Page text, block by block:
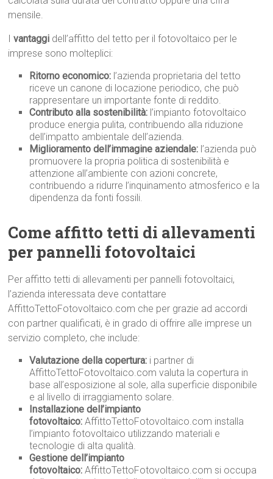
mensile.
Ivantaggi dell’affitto del tetto per il fotovoltaico per le
imprese sono molteplici:
Ritorno economico: l’azienda proprietaria del tetto
riceve un canone di locazione periodico, che può
rappresentare un importante fonte di reddito.
Contributo alla sostenibilità: l’impianto fotovoltaico
produce energia pulita, contribuendo alla riduzione
dell’impatto ambientale dell’azienda.
Miglioramento dell’immagine aziendale: l’azienda può
promuovere la propria politica di sostenibilità e
attenzione all’ambiente con azioni concrete,
contribuendo a ridurre l’inquinamento atmosferico e la
dipendenza da fonti fossili.
Come affitto tetti di allevamenti
per pannelli fotovoltaici
Per affitto tetti di allevamenti per pannelli fotovoltaici,
l’azienda interessata deve contattare
AffittoTettoFotovoltaico.com che per grazie ad accordi
con partner qualificati, è in grado di offrire alle imprese un
servizio completo, che include:
Valutazione della copertura: i partner di
AffittoTettoFotovoltaico.com valuta la copertura in
base all’esposizione al sole, alla superficie disponibile
e al livello di irraggiamento solare.
Installazione dell’impianto
fotovoltaico: AffittoTettoFotovoltaico.com installa
l’impianto fotovoltaico utilizzando materiali e
tecnologie di alta qualità.
Gestione dell’impianto
fotovoltaico: AffittoTettoFotovoltaico.com si occupa